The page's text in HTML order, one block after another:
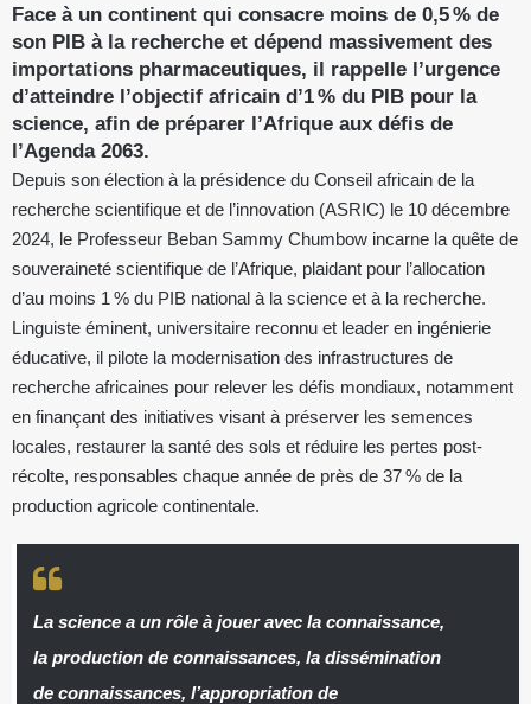
Face à un continent qui consacre moins de 0,5 % de
son PIB à la recherche et dépend massivement des
importations pharmaceutiques, il rappelle l’urgence
d’atteindre l’objectif africain d’1 % du PIB pour la
science, afin de préparer l’Afrique aux défis de
l’Agenda 2063.
Depuis son élection à la présidence du Conseil africain de la
recherche scientifique et de l’innovation (ASRIC) le 10 décembre
2024, le Professeur Beban Sammy Chumbow incarne la quête de
souveraineté scientifique de l’Afrique, plaidant pour l’allocation
d’au moins 1 % du PIB national à la science et à la recherche.
Linguiste éminent, universitaire reconnu et leader en ingénierie
éducative, il pilote la modernisation des infrastructures de
recherche africaines pour relever les défis mondiaux, notamment
en finançant des initiatives visant à préserver les semences
locales, restaurer la santé des sols et réduire les pertes post-
récolte, responsables chaque année de près de 37 % de la
production agricole continentale.
La science a un rôle à jouer avec la connaissance,
la production de connaissances, la dissémination
de connaissances, l’appropriation de